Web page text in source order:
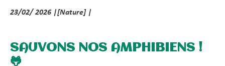
23/02/ 2026 |[Nature] |
SAUVONS NOS AMPHIBIENS !
🐸